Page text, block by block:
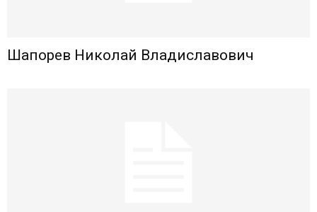
Шапорев Николай Владиславович